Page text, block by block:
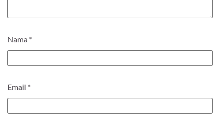
Nama *
Email *